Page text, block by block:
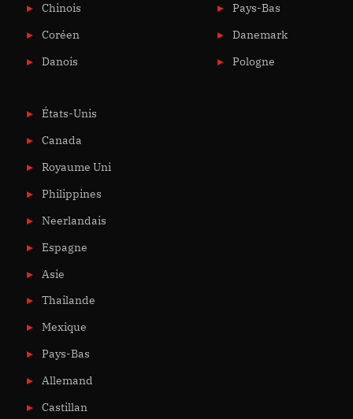
Chinois
Coréen
Danois
Pays-Bas
Danemark
Pologne
États-Unis
Canada
Royaume Uni
Philippines
Neerlandais
Espagne
Asie
Thailande
Mexique
Pays-Bas
Allemand
Castillan